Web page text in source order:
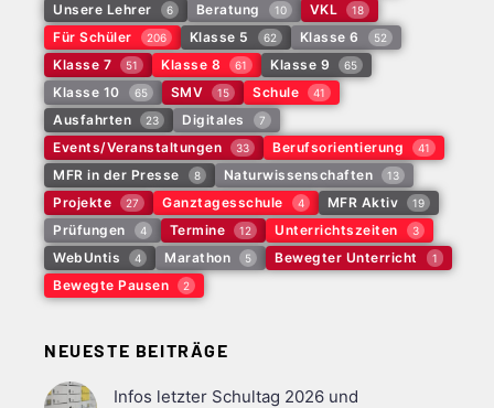
Unsere Lehrer 6 Beratung 10 VKL 18
Für Schüler 206 Klasse 5 62 Klasse 6 52
Klasse 7 51 Klasse 8 61 Klasse 9 65
Klasse 10 65 SMV 15 Schule 41
Ausfahrten 23 Digitales 7
Events/Veranstaltungen 33 Berufsorientierung 41
MFR in der Presse 8 Naturwissenschaften 13
Projekte 27 Ganztagesschule 4 MFR Aktiv 19
Prüfungen 4 Termine 12 Unterrichtszeiten 3
WebUntis 4 Marathon 5 Bewegter Unterricht 1
Bewegte Pausen 2
NEUESTE BEITRÄGE
Infos letzter Schultag 2026 und